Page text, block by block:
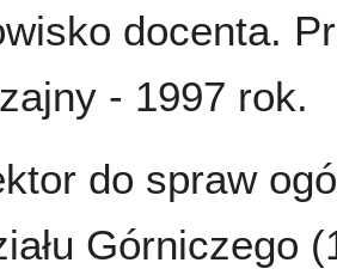
docenta.
- 1997 rok.
do spraw
Górniczego